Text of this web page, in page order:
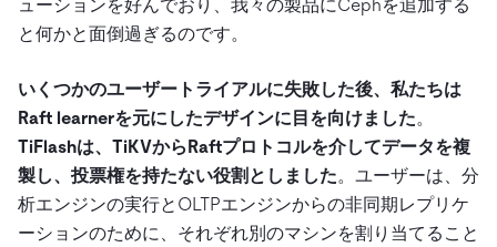
ューションを好んでおり、我々の製品にCephを追加する
と何かと面倒過ぎるのです。
いくつかのユーザートライアルに失敗した後、私たちは
Raft learnerを元にしたデザインに目を向けました。
TiFlashは、TiKVからRaftプロトコルを介してデータを複
製し、投票権を持たない役割としました。ユーザーは、分
析エンジンの実行とOLTPエンジンからの非同期レプリケ
ーションのために、それぞれ別のマシンを割り当てること